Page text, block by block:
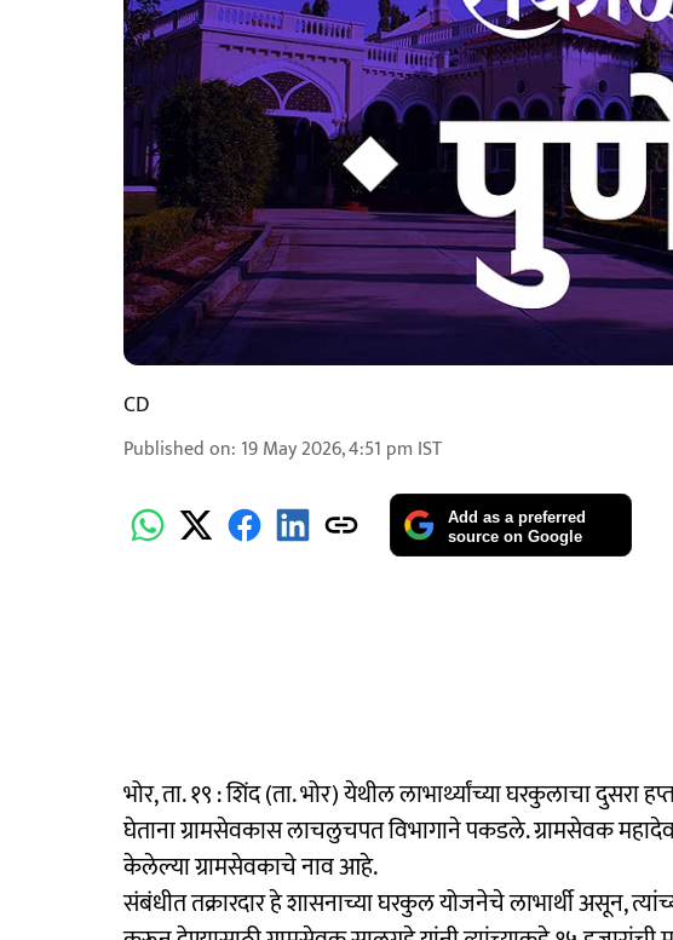
CD
Published on: 19 May 2026, 4:51 pm IST
Add as a preferred
source on Google
भोर, ता. १९ : शिंद (ता. भोर) येथील लाभार्थ्यांच्या घरकुलाचा दुसरा
घेताना ग्रामसेवकास लाचलुचपत विभागाने पकडले. ग्रामसेवक
केलेल्या ग्रामसेवकाचे नाव आहे.
संबंधीत तक्रारदार हे शासनाच्या घरकुल योजनेचे लाभार्थी असून,